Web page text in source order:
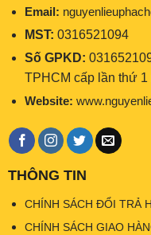
Email:
MST: 0316521094
Số GPKD:
TPHCM cấp lần thứ 1
Website:
THÔNG TIN
CHÍNH SÁCH ĐỔI TRẢ
CHÍNH SÁCH GIAO